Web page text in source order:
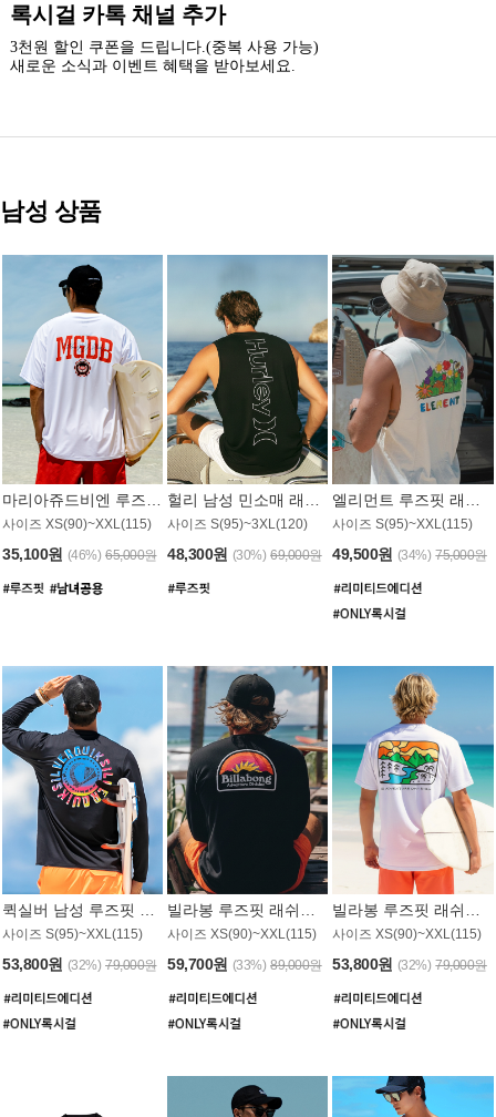
더 가까운 쇼핑, 록시걸 모바일 앱
빠른쇼핑! 간편결제! 모바일에 딱 맞춘 쇼핑 앱
지금 설치하고 추가 할인 받아 가세요.
남성 상품
사이즈 XS(90)~XXL(115)
35,100원 (46%) 65,000원
사이즈 S(95)~3XL(120)
48,300원 (30%) 69,000원
사이즈 S(95)~XXL(115)
49,500원 (34%) 75,000원
사이즈 S(95)~XXL(115)
53,800원 (32%) 79,000원
사이즈 XS(90)~XXL(115)
59,700원 (33%) 89,000원
사이즈 XS(90)~XXL(115)
53,800원 (32%) 79,000원